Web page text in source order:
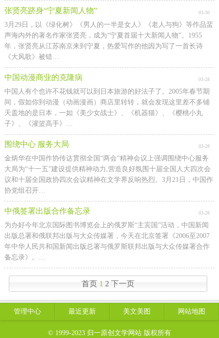
张贤亮跻身“宁夏新闻人物” 03-30
3月29日，以《绿化树》《男人的一半是女人》《老人与狗》等作品蜚
声海内外的著名作家张贤亮，成为“宁夏首届十大新闻人物”。1955
年，张贤亮从江苏南京来到宁夏，热爱写作的他因为写了一首长诗
《大风歌》被错…
中国动漫商业的克隆病 03-28
中国人有个也许不花钱就可以到日本旅游的好法子了。2005年春节期
间，假如你到动漫（动画漫画）商店里转转，就会发现这里差不多铺
天盖地的是日本，一如《美少女战士》、《机器猫》、《樱桃小丸
子》、《灌篮高手》…
围绕中心 服务大局 03-28
金炳华在中国作协传达贯彻全国“两会”精神会议上强调围绕中心服务
大局为“十一五”建设提供精神动力,营造良好氛围十届全国人大四次会
议和十届全国政协四次会议精神在文学界反响热烈。3月21日，中国作
协党组召开…
中俄签署出版合作备忘录 03-28
为办好今年北京国际图书博览会上的俄罗斯“主宾国”活动，中国新闻
出版总署和俄联邦出版与大众传媒署，今天在北京签署《2006至2007
年中华人民共和国新闻出版总署与俄罗斯联邦出版与大众传媒署合作
备忘录》。…
首页 1 2 下一页
管理中心 最近更新 美文美图 网站地图
© 1999-2023 归一原创文学网站 版权所有